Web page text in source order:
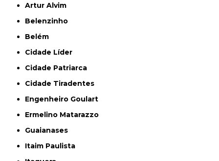
Artur Alvim
Belenzinho
Belém
Cidade Líder
Cidade Patriarca
Cidade Tiradentes
Engenheiro Goulart
Ermelino Matarazzo
Guaianases
Itaim Paulista